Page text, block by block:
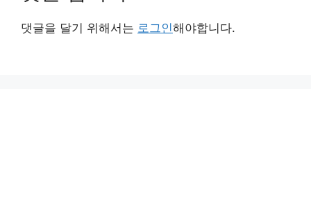
댓글을 달기 위해서는 로그인해야합니다.